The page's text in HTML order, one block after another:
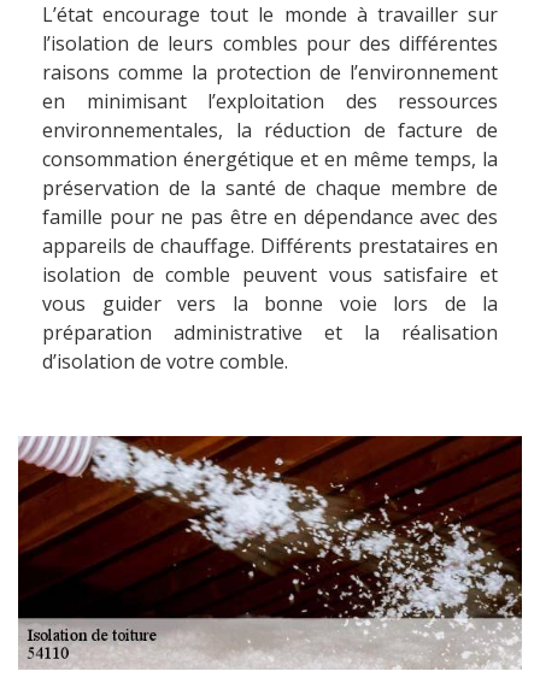
L’état encourage tout le monde à travailler sur
l’isolation de leurs combles pour des différentes
raisons comme la protection de l’environnement
en minimisant l’exploitation des ressources
environnementales, la réduction de facture de
consommation énergétique et en même temps, la
préservation de la santé de chaque membre de
famille pour ne pas être en dépendance avec des
appareils de chauffage. Différents prestataires en
isolation de comble peuvent vous satisfaire et
vous guider vers la bonne voie lors de la
préparation administrative et la réalisation
d’isolation de votre comble.